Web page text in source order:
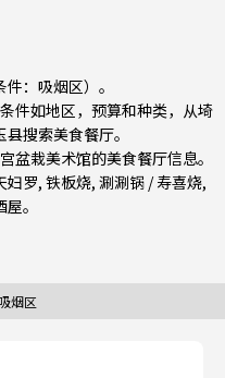
：吸烟区）。
件如地区，预算和种类，从埼
县搜索美食餐厅。
盆栽美术馆的美食餐厅信息。
妇罗, 铁板烧, 涮涮锅 / 寿喜烧,
屋。
烟区